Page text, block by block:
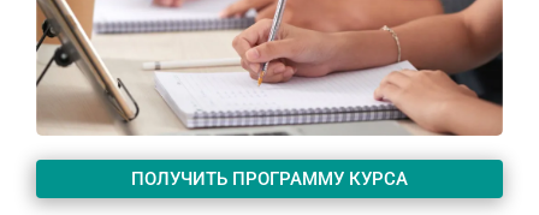
ПОЛУЧИТЬ ПРОГРАММУ КУРСА